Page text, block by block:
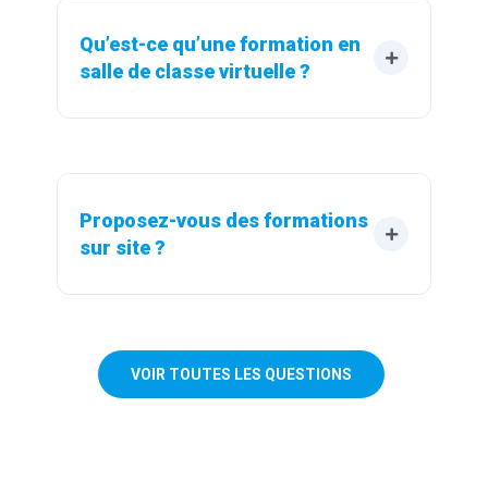
Qu’est-ce qu’une formation en
salle de classe virtuelle ?
Proposez-vous des formations
sur site ?
VOIR TOUTES LES QUESTIONS